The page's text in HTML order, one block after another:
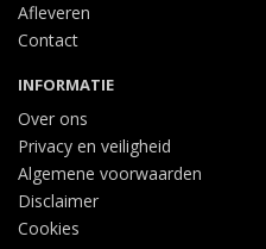
Afleveren
Contact
INFORMATIE
Over ons
Privacy en veiligheid
Algemene voorwaarden
Disclaimer
Cookies